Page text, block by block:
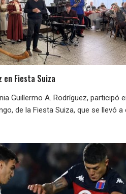
Fiesta Suiza
Guillermo A. Rodríguez, participó
de la Fiesta Suiza, que se llevó a